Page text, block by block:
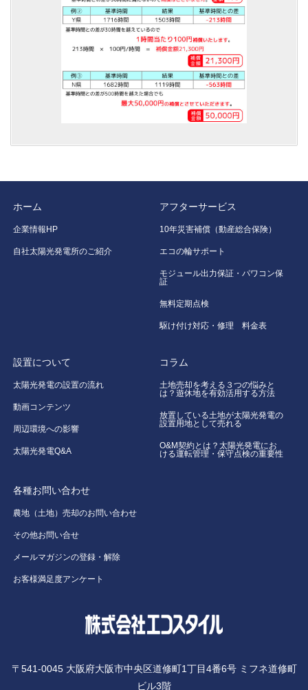
ホーム
企業情報HP
自社太陽光発電所のご紹介
アフターサービス
10年災害補償（動産総合保険）
エコの輪サポート
モジュール出力保証・パワコン保
証
無料定期点検
駆け付け対応・修理 料金表
設置について
太陽光発電の設置の流れ
動画コンテンツ
周辺環境への影響
太陽光発電Q&A
コラム
土地売却を考える３つの悩みと
は？遊休地を有効活用する方法
放置している土地が太陽光発電の
設置用地として売れる
O&M契約とは？太陽光発電にお
ける運転管理・保守点検の重要性
各種お問い合わせ
農地（土地）売却のお問い合わせ
その他お問い合せ
メールマガジンの登録・解除
お客様満足度アンケート
〒541-0045 大阪府大阪市中央区道修町1丁目4番6号 ミフネ道修町
ビル3階